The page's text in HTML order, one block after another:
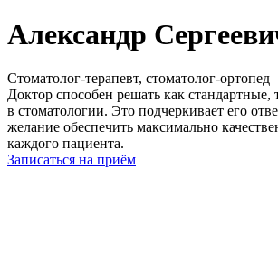
Александр
Стоматолог-терапевт, стоматолог-ортопед
Доктор способен решать как
в стоматологии. Это подчеркивает его
желание обеспечить максимально
каждого пациента.
Записаться на приём